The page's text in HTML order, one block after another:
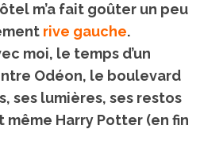
m’a fait goûter un peu
rive gauche.
moi, le temps d’un
Odéon, le boulevard
ses lumières, ses restos
Harry Potter (en fin